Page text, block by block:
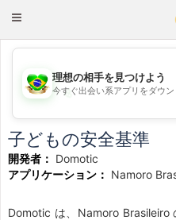
Toggle
💖
💕
理想の相手を見つけよう
今すぐ出会い系アプリをダウン
子どもの安全基準
開発者： Domotic
アプリケーション： Namoro
Domotic は、Namoro